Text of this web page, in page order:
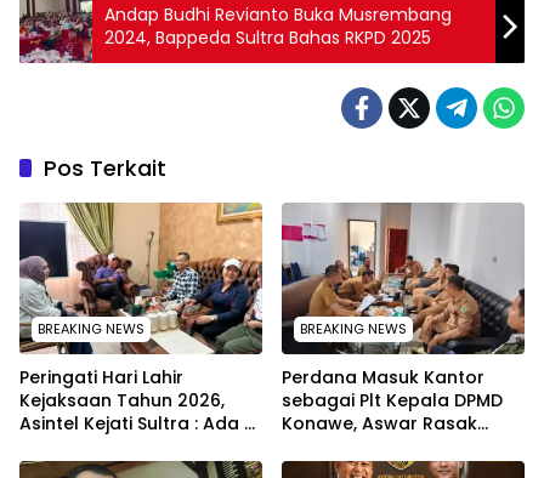
Andap Budhi Revianto Buka Musrembang
2024, Bappeda Sultra Bahas RKPD 2025
Pos Terkait
BREAKING NEWS
Peringati Hari Lahir
Kejaksaan Tahun 2026,
Asintel Kejati Sultra : Ada
sampai Adhyaksa Run
BREAKING NEWS
Perdana Masuk Kantor
sebagai Plt Kepala DPMD
Konawe, Aswar Rasak
Kades yang Lulus PPPK